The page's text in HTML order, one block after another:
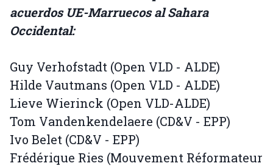
acuerdos UE-Marruecos al Sahara
Occidental:
Guy Verhofstadt (Open VLD - ALDE)
Hilde Vautmans (Open VLD - ALDE)
Lieve Wierinck (Open VLD-ALDE)
Tom Vandenkendelaere (CD&V - EPP)
Ivo Belet (CD&V - EPP)
Frédérique Ries (Mouvement Réformateur